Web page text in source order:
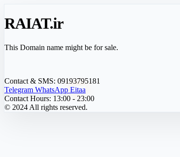
RAIAT.ir
This Domain name might be for sale.
Contact & SMS: 09193795181
Telegram WhatsApp Eitaa
Contact Hours: 13:00 - 23:00
© 2024 All rights reserved.